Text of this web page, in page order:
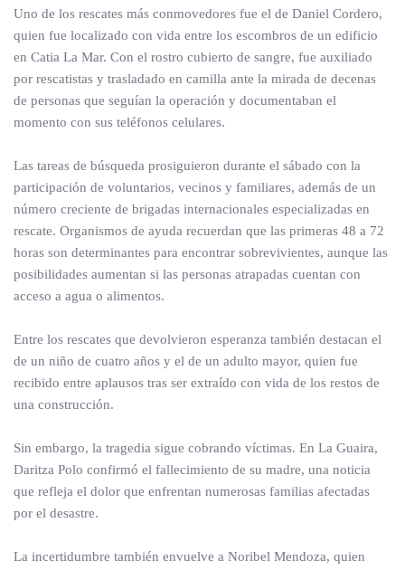
Uno de los rescates más conmovedores fue el de Daniel Cordero,
quien fue localizado con vida entre los escombros de un edificio
en Catia La Mar. Con el rostro cubierto de sangre, fue auxiliado
por rescatistas y trasladado en camilla ante la mirada de decenas
de personas que seguían la operación y documentaban el
momento con sus teléfonos celulares.
Las tareas de búsqueda prosiguieron durante el sábado con la
participación de voluntarios, vecinos y familiares, además de un
número creciente de brigadas internacionales especializadas en
rescate. Organismos de ayuda recuerdan que las primeras 48 a 72
horas son determinantes para encontrar sobrevivientes, aunque las
posibilidades aumentan si las personas atrapadas cuentan con
acceso a agua o alimentos.
Entre los rescates que devolvieron esperanza también destacan el
de un niño de cuatro años y el de un adulto mayor, quien fue
recibido entre aplausos tras ser extraído con vida de los restos de
una construcción.
Sin embargo, la tragedia sigue cobrando víctimas. En La Guaira,
Daritza Polo confirmó el fallecimiento de su madre, una noticia
que refleja el dolor que enfrentan numerosas familias afectadas
por el desastre.
La incertidumbre también envuelve a Noribel Mendoza, quien